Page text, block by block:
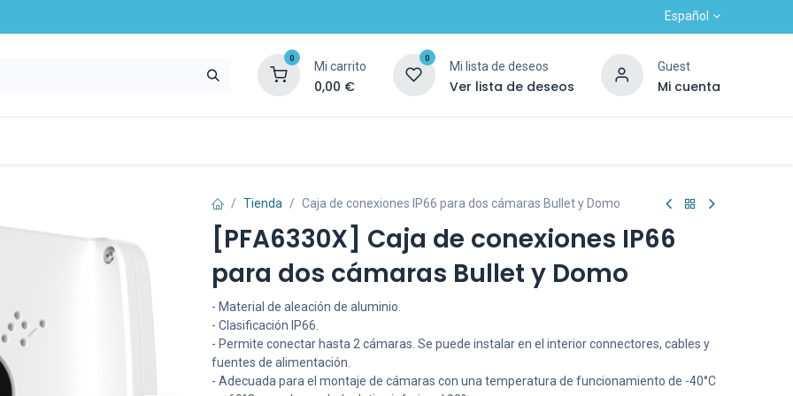
Español
0
Mi carrito
0,00 €
0
Mi lista de deseos
Ver lista de deseos
Guest
Mi cuenta
Tienda Caja de conexiones IP66 para dos cámaras Bullet y Domo
[PFA6330X] Caja de conexiones IP66
para dos cámaras Bullet y Domo
- Material de aleación de aluminio.
- Clasificación IP66.
- Permite conectar hasta 2 cámaras. Se puede instalar en el interior connectores, cables y
fuentes de alimentación.
- Adecuada para el montaje de cámaras con una temperatura de funcionamiento de -40°C